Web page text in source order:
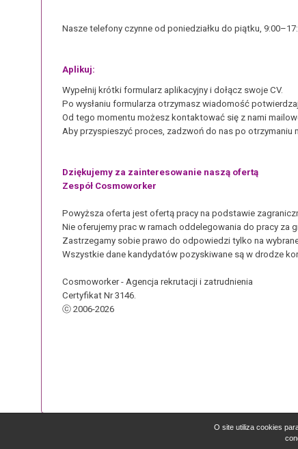
O site utiliza cookies
Nasze telefony czynne od poniedziałku do piątku,
Aplikuj:
Wypełnij krótki formularz aplikacyjny i dołącz swoje CV.
Po wysłaniu formularza otrzymasz wiadomość
Od tego momentu możesz kontaktować się z nami
Aby przyspieszyć proces, zadzwoń do nas po otrzymaniu
Dziękujemy za zainteresowanie naszą ofertą
Zespół Cosmoworker
Powyższa oferta jest ofertą pracy na podstawie
Nie oferujemy prac w ramach oddelegowania do pracy za
Zastrzegamy sobie prawo do odpowiedzi tylko na
Wszystkie dane kandydatów pozyskiwane są w drodze
Cosmoworker - Agencja rekrutacji i zatrudnienia
Certyfikat Nr 3146.
ⓒ 2006-2026